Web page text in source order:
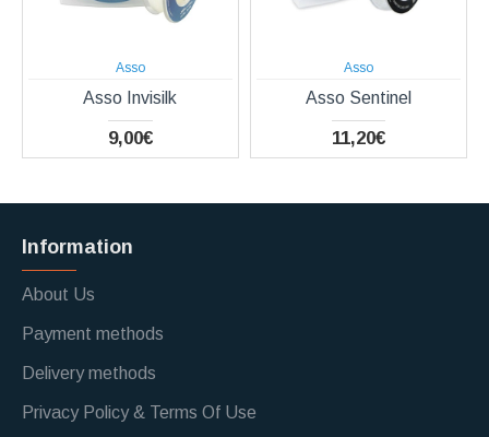
Asso
Asso Invisilk
9,00€
Asso
Asso Sentinel
11,20€
Information
About Us
Payment methods
Delivery methods
Privacy Policy & Terms Of Use